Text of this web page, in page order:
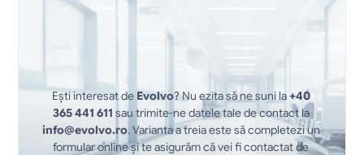
Ești interesat de Evolvo? Nu ezita să ne suni la +40
365 441 611
sau trimite-ne datele tale de contact la
info@evolvo.ro. Varianta a treia este să completezi un
formular online și te asigurăm că vei fi contactat de